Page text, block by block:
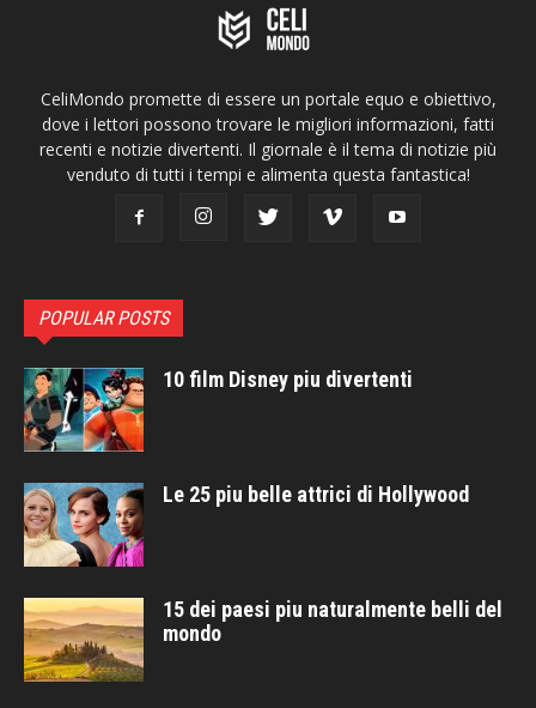
CeliMondo promette di essere un portale equo e obiettivo,
dove i lettori possono trovare le migliori informazioni, fatti
recenti e notizie divertenti. Il giornale è il tema di notizie più
venduto di tutti i tempi e alimenta questa fantastica!
POPULAR POSTS
10 film Disney piu divertenti
Le 25 piu belle attrici di Hollywood
15 dei paesi piu naturalmente belli del
mondo